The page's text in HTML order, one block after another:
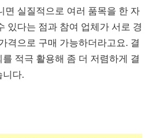
면 실질적으로 여러 품목을 한 자
있다는 점과 참여 업체가 서로 경
격으로 구매 가능하더라고요. 결
적극 활용해 좀 더 저렴하게 결
니다.